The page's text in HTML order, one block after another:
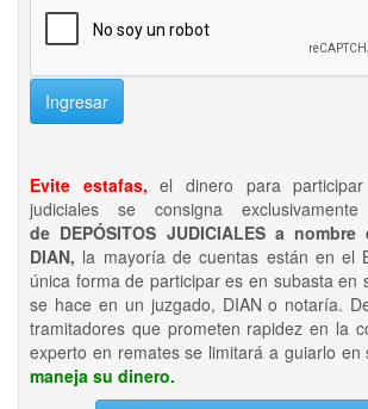
Ingresar
Evite estafas, el dinero para
judiciales se consigna
de DEPÓSITOS JUDICIALES a
DIAN, la mayoría de cuentas están en el
única forma de participar es en subasta en
se hace en un juzgado, DIAN o notaría.
tramitadores que prometen rapidez en la
experto en remates se limitará a guiarlo en
maneja su dinero.